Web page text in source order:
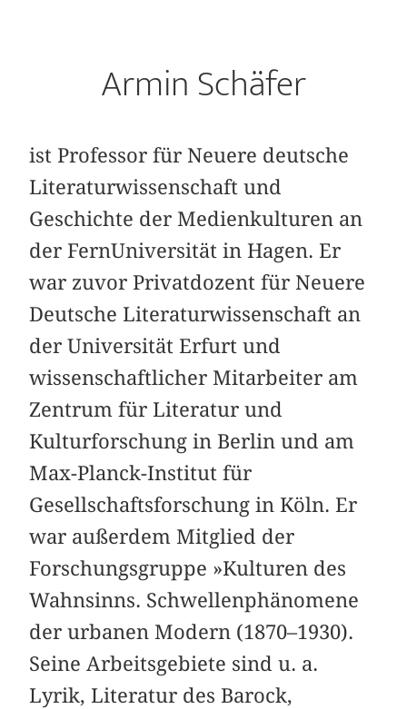
Armin Schäfer
ist Professor für Neuere deutsche
Literaturwissenschaft und
Geschichte der Medienkulturen an
der FernUniversität in Hagen. Er
war zuvor Privatdozent für Neuere
Deutsche Literaturwissenschaft an
der Universität Erfurt und
wissenschaftlicher Mitarbeiter am
Zentrum für Literatur und
Kulturforschung in Berlin und am
Max-Planck-Institut für
Gesellschaftsforschung in Köln. Er
war außerdem Mitglied der
Forschungsgruppe »Kulturen des
Wahnsinns. Schwellenphänomene
der urbanen Modern (1870–1930).
Seine Arbeitsgebiete sind u. a.
Lyrik, Literatur des Barock,